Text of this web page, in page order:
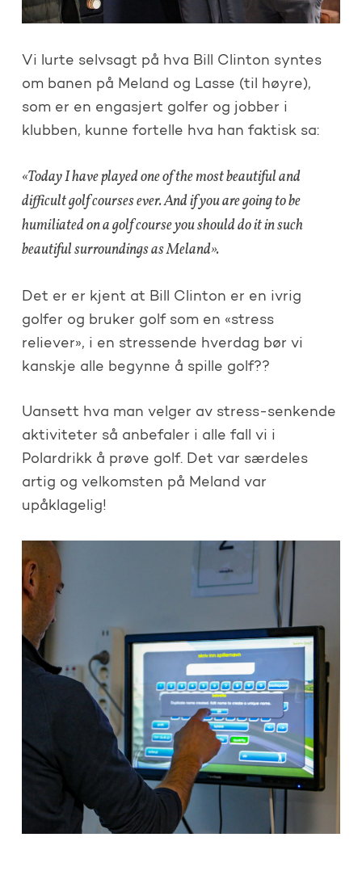
Vi lurte selvsagt på hva Bill Clinton syntes
om banen på Meland og Lasse (til høyre),
som er en engasjert golfer og jobber i
klubben, kunne fortelle hva han faktisk sa:
«Today I have played one of the most beautiful and
difficult golf courses ever. And if you are going to be
humiliated on a golf course you should do it in such
beautiful surroundings as Meland».
Det er er kjent at Bill Clinton er en ivrig
golfer og bruker golf som en «stress
reliever», i en stressende hverdag bør vi
kanskje alle begynne å spille golf??
Uansett hva man velger av stress-senkende
aktiviteter så anbefaler i alle fall vi i
Polardrikk å prøve golf. Det var særdeles
artig og velkomsten på Meland var
upåklagelig!